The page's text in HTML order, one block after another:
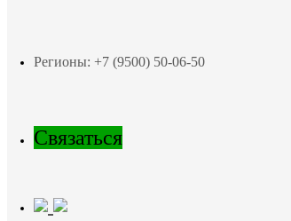
Регионы: +7 (9500) 50-06-50
Связаться